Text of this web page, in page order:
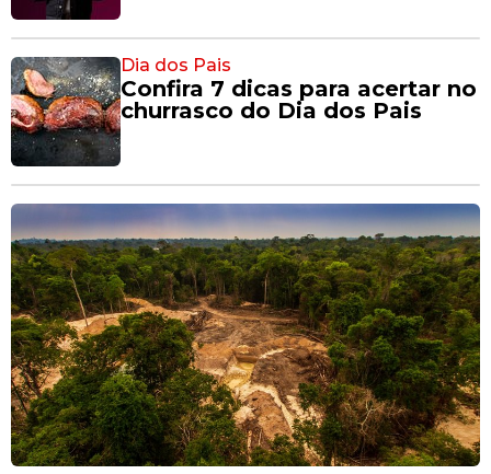
Dia dos Pais
Confira 7 dicas para acertar no
churrasco do Dia dos Pais